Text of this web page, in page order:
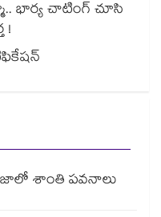
భార్య చాటింగ్ చూసి
!
శాంతి పవనాలు